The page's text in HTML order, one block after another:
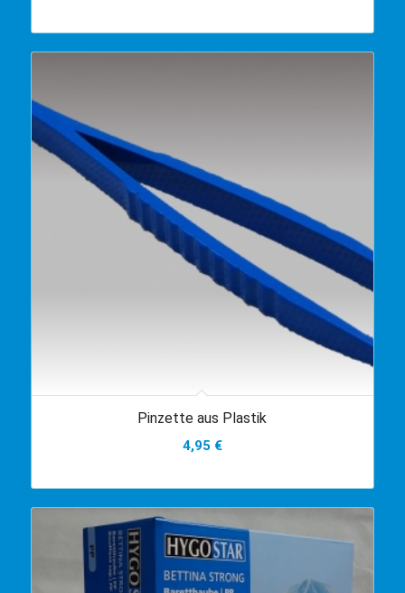
Pinzette aus Plastik
4,95 €